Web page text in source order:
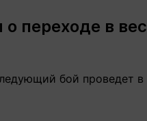
о переходе в вес
бой проведет в